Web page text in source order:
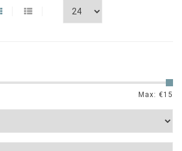
Max: €15